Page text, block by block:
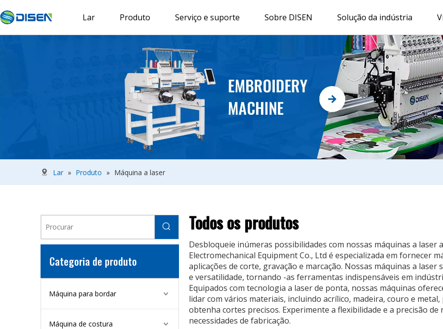
Lar Produto Serviço e suporte Sobre DISEN Solução da indústria
Lar » Produto » Máquina a laser
Categoria de produto
Máquina para bordar
Máquina de costura
Todos os produtos
Desbloqueie inúmeras possibilidades com nossas máquinas a laser
Electromechanical Equipment Co., Ltd é especializada em fornecer
aplicações de corte, gravação e marcação. Nossas máquinas a
e versatilidade, tornando -as ferramentas indispensáveis ​​em
Equipados com tecnologia a laser de ponta, nossas máquinas
lidar com vários materiais, incluindo acrílico, madeira, couro e
obtenha cortes precisos. Experimente a flexibilidade e a precisão
necessidades de fabricação.